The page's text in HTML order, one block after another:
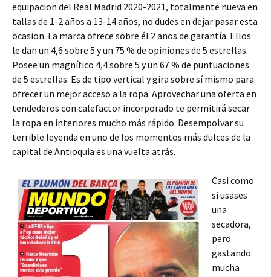
equipacion del Real Madrid 2020-2021, totalmente nueva en
tallas de 1-2 años a 13-14 años, no dudes en dejar pasar esta
ocasion. La marca ofrece sobre él 2 años de garantía. Ellos
le dan un 4,6 sobre 5 y un 75 % de opiniones de 5 estrellas.
Posee un magnífico 4,4 sobre 5 y un 67 % de puntuaciones
de 5 estrellas. Es de tipo vertical y gira sobre sí mismo para
ofrecer un mejor acceso a la ropa. Aprovechar una oferta en
tendederos con calefactor incorporado te permitirá secar
la ropa en interiores mucho más rápido. Desempolvar su
terrible leyenda en uno de los momentos más dulces de la
capital de Antioquia es una vuelta atrás.
Casi como
si usases
una
secadora,
pero
gastando
mucha